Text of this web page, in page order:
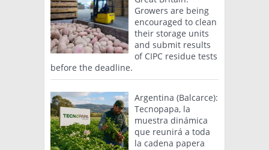
Growers are being
encouraged to clean
their storage units
and submit results
of CIPC residue tests
before the deadline.
Argentina (Balcarce):
Tecnopapa, la
muestra dinámica
que reunirá a toda
la cadena papera